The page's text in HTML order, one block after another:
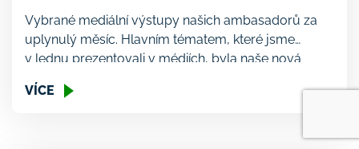
Vybrané mediální výstupy našich ambasadorů za
uplynulý měsíc. Hlavním tématem, které jsme
v lednu prezentovali v médiích, byla naše nová
dluhopisy distribuované neregulovanou cestou
VÍCE